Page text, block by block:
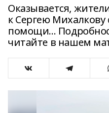
Оказывается,
к Сергею Михалкову
помощи...
читайте в нашем